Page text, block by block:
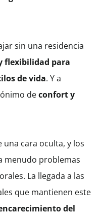
sin una residencia
flexibilidad para
de vida. Y a
deconfort y
una cara oculta, y los
menudo problemas
La llegada a las
que mantienen este
del